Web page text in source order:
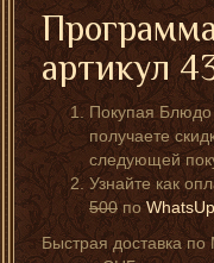
артикул
Покупая
получаете
следующей
Узнайте как
500поWhatsUp
Быстрая доставка по